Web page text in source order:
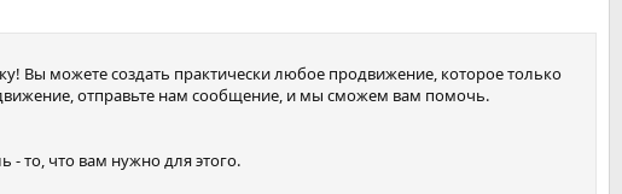
Вы можете создать практически любое продвижение, которое только
отправьте нам сообщение, и мы сможем вам помочь.
то, что вам нужно для этого.